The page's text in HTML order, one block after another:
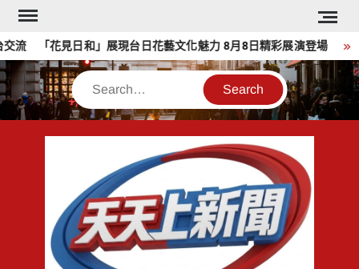
Skip
content
流 「花見日和」展現台日花藝文化魅力 8月8日精彩展演登場
Search